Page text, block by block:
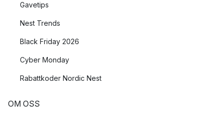
Gavetips
Nest Trends
Black Friday 2026
Cyber Monday
Rabattkoder Nordic Nest
OM OSS